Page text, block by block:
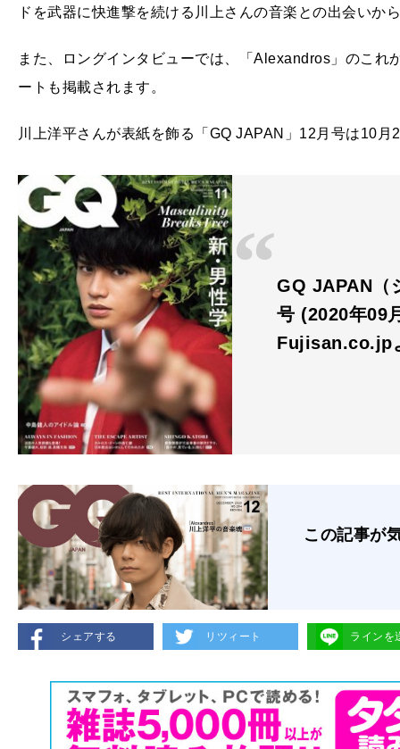
ドを武器に快進撃を続ける川上さんの音楽との出会いか
また、ロングインタビューでは、「Alexandros」のこれ
ートも掲載されます。
川上洋平さんが表紙を飾る「GQ JAPAN」12月号は10月
GQ JAPAN（
号 (2020年09
Fujisan.co.jp
この記事が
シェアする リツィート ラインを